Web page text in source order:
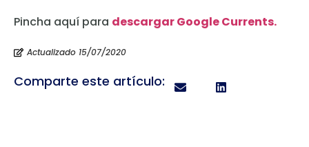
Pincha aquí para descargar Google Currents.
Actualizado 15/07/2020
Comparte este artículo: